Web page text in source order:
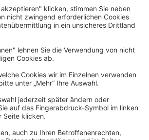
wir Sie über interessante Angebote.